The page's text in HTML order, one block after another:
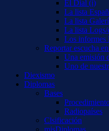
El Dial (i)
La lista
La lista
La lista Logs/
Los
Reportar escucha
Una emisión
Uno de
Diexismo
Diplomas
Bases
Radiopaíses
Clsificación